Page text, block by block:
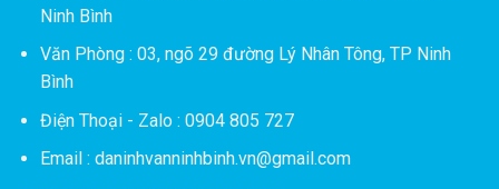
Ninh Bình
Văn Phòng : 03, ngõ 29 đường Lý Nhân Tông, TP Ninh
Bình
Điện Thoại - Zalo : 0904 805 727
Email : daninhvanninhbinh.vn@gmail.com